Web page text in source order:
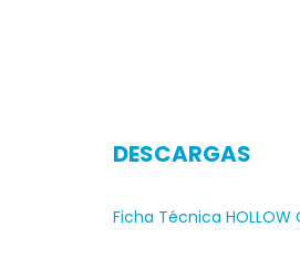
DESCARGAS
Ficha Técnica HOLLOW